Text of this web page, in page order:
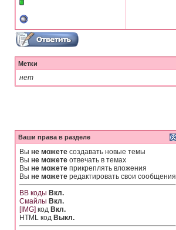
Метки
нет
Ваши права в разделе
Вы не можете создавать новые темы
Вы не можете отвечать в темах
Вы не можете прикреплять вложения
Вы не можете редактировать свои сообщения
BB коды Вкл.
Смайлы Вкл.
[IMG] код Вкл.
HTML код Выкл.